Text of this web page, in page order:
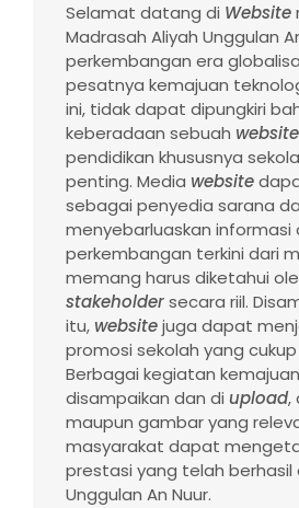
Selamat datang di Website
Madrasah Aliyah Unggulan
perkembangan era
pesatnya kemajuan
ini, tidak dapat dipungkiri
keberadaan sebuah website
pendidikan khususnya
penting. Media website
sebagai penyedia sarana
menyebarluaskan informasi
perkembangan terkini dari
memang harus diketahui
stakeholdersecara riil.
itu, websitejuga dapat
promosi sekolah yang
Berbagai kegiatan
disampaikan dan di upload,
maupun gambar yang
masyarakat dapat
prestasi yang telah berhasil
Unggulan An Nuur.